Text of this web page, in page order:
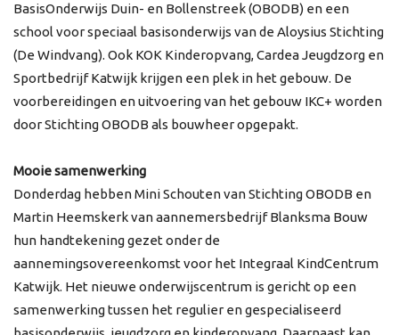
BasisOnderwijs Duin- en Bollenstreek (OBODB) en een
school voor speciaal basisonderwijs van de Aloysius Stichting
(De Windvang). Ook KOK Kinderopvang, Cardea Jeugdzorg en
Sportbedrijf Katwijk krijgen een plek in het gebouw. De
voorbereidingen en uitvoering van het gebouw IKC+ worden
door Stichting OBODB als bouwheer opgepakt.
Mooie samenwerking
Donderdag hebben Mini Schouten van Stichting OBODB en
Martin Heemskerk van aannemersbedrijf Blanksma Bouw
hun handtekening gezet onder de
aannemingsovereenkomst voor het Integraal KindCentrum
Katwijk. Het nieuwe onderwijscentrum is gericht op een
samenwerking tussen het regulier en gespecialiseerd